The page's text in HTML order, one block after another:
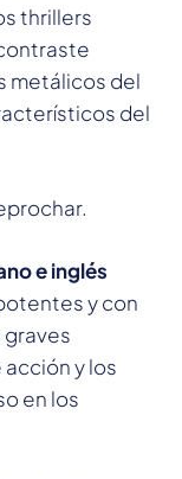
thrillers
metálicos del
del
e inglés
y con
graves
y los
en los